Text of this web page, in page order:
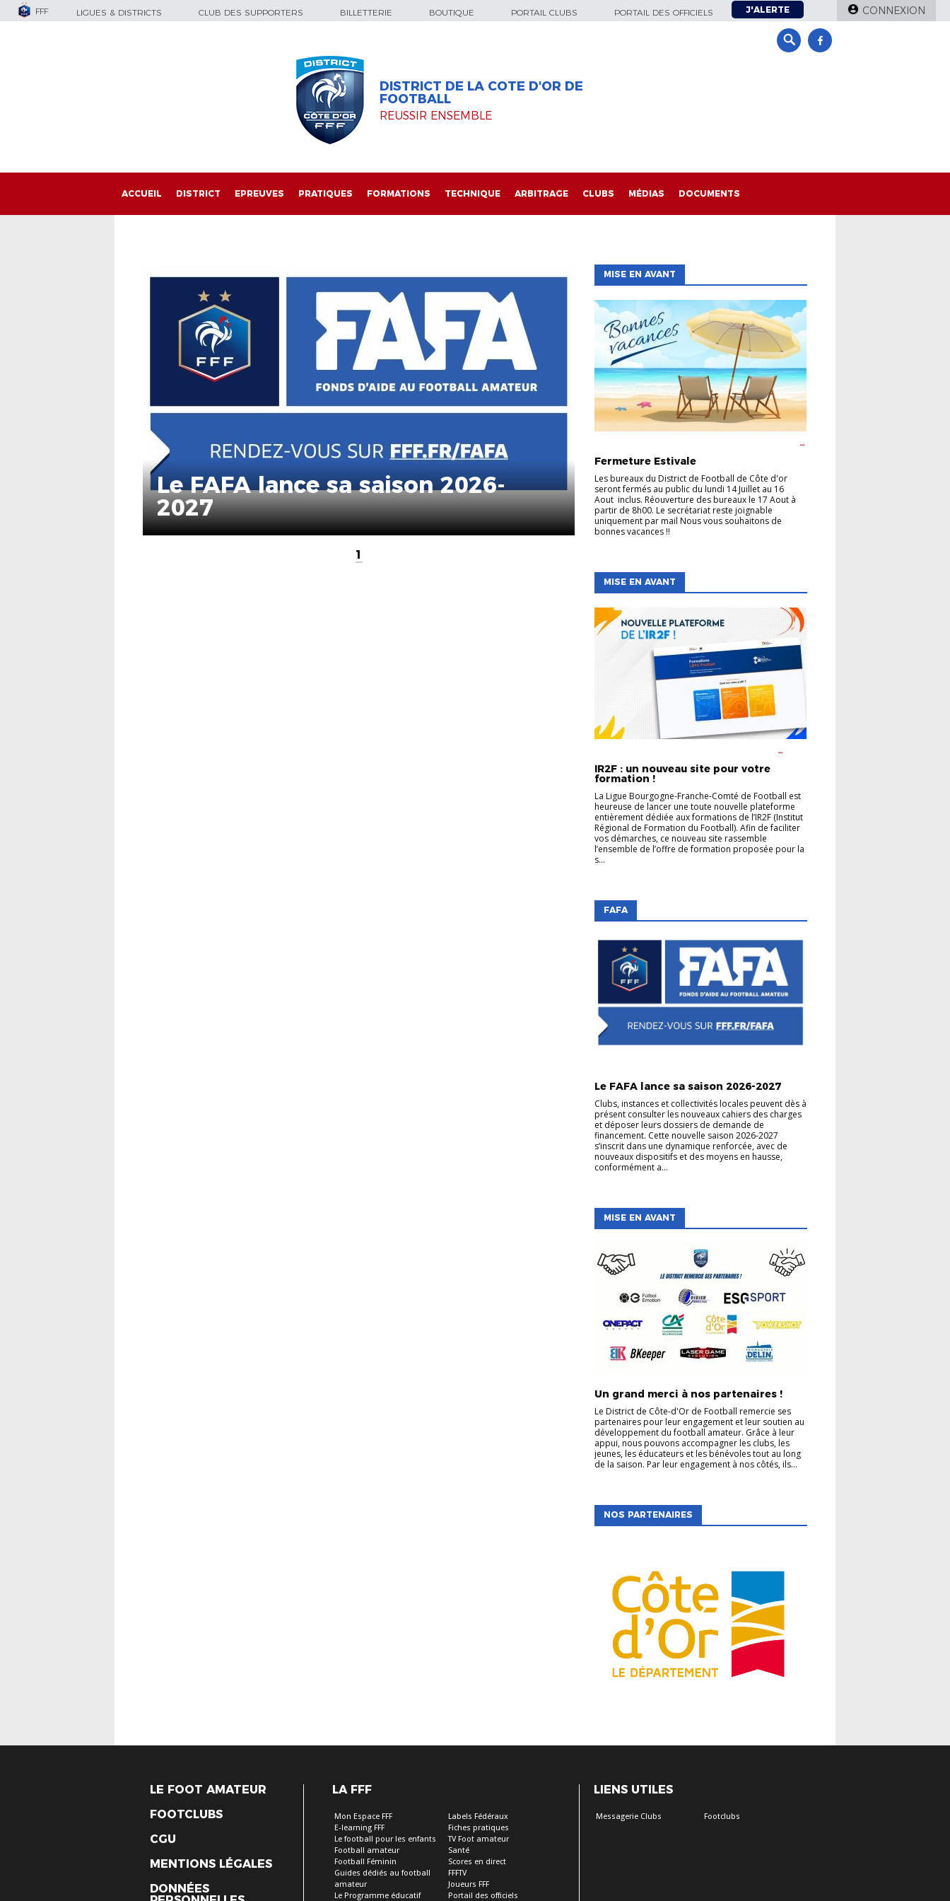
FFF LIGUES & DISTRICTS CLUB DES SUPPORTERS BILLETTERIE BOUTIQUE PORTAIL CLUBS PORTAIL DES OFFICIELS J'ALERTE CONNEXION
DISTRICT DE LA COTE D'OR DE
FOOTBALL
REUSSIR ENSEMBLE
ACCUEIL DISTRICT EPREUVES PRATIQUES FORMATIONS TECHNIQUE ARBITRAGE CLUBS MÉDIAS DOCUMENTS
Le FAFA lance sa saison 2026-
2027
1
MISE EN AVANT
FÉMININE
LOISIR
FORMATION DES ARBITRES
Fermeture Estivale
Les bureaux du District de Football de Côte d'or
seront fermés au public du lundi 14 Juillet au 16
Aout inclus. Réouverture des bureaux le 17 Aout à
partir de 8h00. Le secrétariat reste joignable
uniquement par mail Nous vous souhaitons de
bonnes vacances !!
MISE EN AVANT
IR2F : un nouveau site pour votre
formation !
La Ligue Bourgogne-Franche-Comté de Football est
heureuse de lancer une toute nouvelle plateforme
entièrement dédiée aux formations de l’IR2F (Institut
Régional de Formation du Football). Afin de faciliter
vos démarches, ce nouveau site rassemble
l’ensemble de l’offre de formation proposée pour la
s...
FAFA
Le FAFA lance sa saison 2026-2027
Clubs, instances et collectivités locales peuvent dès à
présent consulter les nouveaux cahiers des charges
et déposer leurs dossiers de demande de
financement. Cette nouvelle saison 2026-2027
s’inscrit dans une dynamique renforcée, avec de
nouveaux dispositifs et des moyens en hausse,
conformément a...
MISE EN AVANT
Un grand merci à nos partenaires !
Le District de Côte-d'Or de Football remercie ses
partenaires pour leur engagement et leur soutien au
développement du football amateur. Grâce à leur
appui, nous pouvons accompagner les clubs, les
jeunes, les éducateurs et les bénévoles tout au long
de la saison. Par leur engagement à nos côtés, ils...
NOS PARTENAIRES
LE FOOT AMATEUR
FOOTCLUBS
CGU
MENTIONS LÉGALES
DONNÉES
LA FFF
Mon Espace FFF
E-learning FFF
Le football pour les enfants
Football amateur
Football Féminin
Guides dédiés au football
amateur
Le Programme éducatif
Labels Fédéraux
Fiches pratiques
TV Foot amateur
Santé
Scores en direct
FFFTV
Joueurs FFF
Portail des officiels
LIENS UTILES
Messagerie Clubs Footclubs